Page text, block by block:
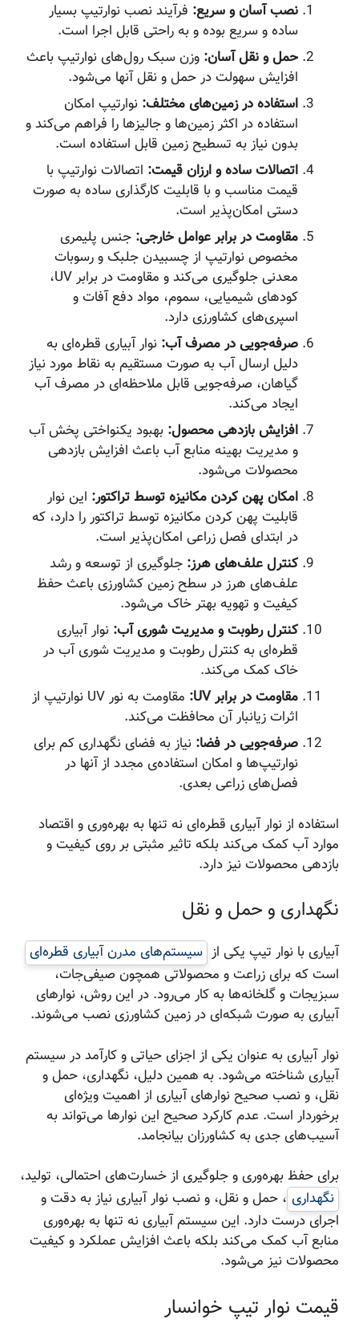
نصب آسان و سریع:فرآیند نصب نوارتیپ بسیار
ساده و سریع بوده و به راحتی قابل اجرا است.
حمل و نقل آسان:وزن سبک رول‌های نوارتیپ باعث
افزایش سهولت در حمل و نقل آنها می‌شود.
استفاده در زمین‌های مختلف:نوارتیپ امکان
استفاده در اکثر زمین‌ها و جالیزها را فراهم می‌کند و
بدون نیاز به تسطیح زمین قابل استفاده است.
اتصالات ساده و ارزان قیمت:اتصالات نوارتیپ با
قیمت مناسب و با قابلیت کارگذاری ساده به صورت
دستی امکان‌پذیر است.
مقاومت در برابر عوامل خارجی:جنس پلیمری
مخصوص نوارتیپ از چسبیدن جلبک و رسوبات
معدنی جلوگیری می‌کند و مقاومت در برابر UV،
کودهای شیمیایی، سموم، مواد دفع آفات و
اسپری‌های کشاورزی دارد.
صرفه‌جویی در مصرف آب:نوار آبیاری قطره‌ای به
دلیل ارسال آب به صورت مستقیم به نقاط مورد نیاز
گیاهان، صرفه‌جویی قابل ملاحظه‌ای در مصرف آب
ایجاد می‌کند.
افزایش بازدهی محصول:بهبود یکنواختی پخش آب
و مدیریت بهینه منابع آب باعث افزایش بازدهی
محصولات می‌شود.
امکان پهن کردن مکانیزه توسط تراکتور:این نوار
قابلیت پهن کردن مکانیزه توسط تراکتور را دارد، که
در ابتدای فصل زراعی امکان‌پذیر است.
کنترل علف‌های هرز:جلوگیری از توسعه و رشد
علف‌های هرز در سطح زمین کشاورزی باعث حفظ
کیفیت و تهویه بهتر خاک می‌شود.
کنترل رطوبت و مدیریت شوری آب:نوار آبیاری
قطره‌ای به کنترل رطوبت و مدیریت شوری آب در
خاک کمک می‌کند.
مقاومت در برابر UV:
مقاومت به نور UV نوارتیپ از
اثرات زیانبار آن محافظت می‌کند.
صرفه‌جویی در فضا:نیاز به فضای نگهداری کم برای
نوارتیپ‌ها و امکان استفاده‌ی مجدد از آنها در
فصل‌های زراعی بعدی.
استفاده از نوار آبیاری قطره‌ای نه تنها به بهره‌وری و اقتصاد
موارد آب کمک می‌کند بلکه تاثیر مثبتی بر روی کیفیت و
بازدهی محصولات نیز دارد.
نگهداری و حمل و نقل
آبیاری با نوار تیپ یکی از سیستم‌های مدرن آبیاری قطره‌ای
است که برای زراعت و محصولاتی همچون صیفی‌جات،
سبزیجات و گلخانه‌ها به کار می‌رود. در این روش، نوارهای
آبیاری به صورت شبکه‌ای در زمین کشاورزی نصب می‌شوند.
نوار آبیاری به عنوان یکی از اجزای حیاتی و کارآمد در سیستم
آبیاری شناخته می‌شود. به همین دلیل، نگهداری، حمل و
نقل، و نصب صحیح نوارهای آبیاری از اهمیت ویژه‌ای
برخوردار است. عدم کارکرد صحیح این نوارها می‌تواند به
آسیب‌های جدی به کشاورزان بیانجامد.
برای حفظ بهره‌وری و جلوگیری از خسارت‌های احتمالی، تولید،
نگهداری ، حمل و نقل، و نصب نوار آبیاری نیاز به دقت و
اجرای درست دارد. این سیستم آبیاری نه تنها به بهره‌وری
منابع آب کمک می‌کند بلکه باعث افزایش عملکرد و کیفیت
محصولات نیز می‌شود.
قیمت نوار تیپ خوانسار